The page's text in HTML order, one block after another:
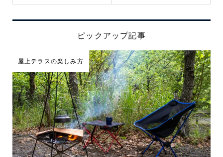
ピックアップ記事
屋上テラスの楽しみ方